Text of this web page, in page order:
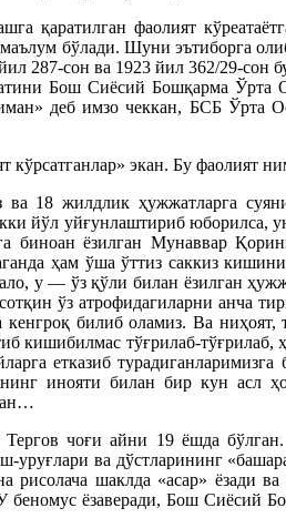
қаратилган фаолият
бўлади. Шуни эътиборга
287-сон ва 1923 йил 362/29-сон
Бош Сиёсий Бошқарма
деб имзо чеккан, БСБ Ўрта
экан. Бу фаолият
18 жилдлик ҳужжатларга
йўл уйғунлаштириб юборилса,
биноан ёзилган Мунаввар
ҳам ўша ўттиз саккиз
у — ўз қўли билан ёзилган
ўз атрофидагиларни анча
билиб оламиз. Ва
кишибилмас тўғрилаб-
етказиб
инояти билан бир кун асл
чоғи айни 19 ёшда
уруғлари ва дўстларининг
рисолача шаклда «асар» ёзади
беномус ёзаверади, Бош Сиёсий